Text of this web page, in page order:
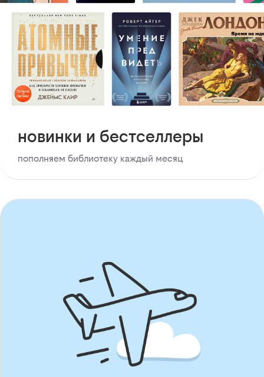
новинки и бестселлеры
пополняем библиотеку каждый месяц